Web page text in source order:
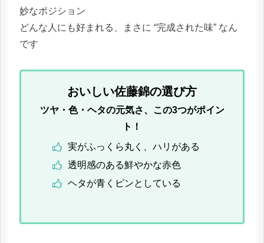
妙なポジション
どんな人にも好まれる、まさに “完成された味” なん
です
おいしい佐藤錦の選び方
ツヤ・色・ヘタの元気さ、この3つがポイン
ト！
実がふっくら丸く、ハリがある
透明感のある鮮やかな赤色
ヘタが青くピンとしている